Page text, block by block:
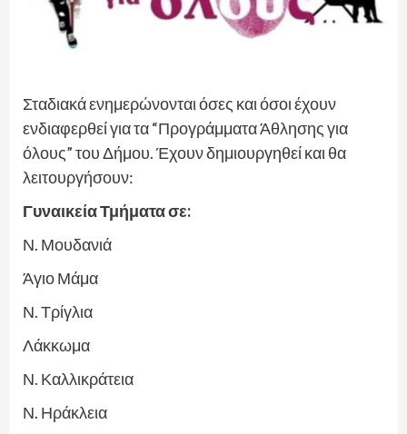
Σταδιακά ενημερώνονται όσες και όσοι έχουν
ενδιαφερθεί για τα “Προγράμματα Άθλησης για
όλους” του Δήμου. Έχουν δημιουργηθεί και θα
λειτουργήσουν:
Γυναικεία Τμήματα σε:
Ν. Μουδανιά
Άγιο Μάμα
Ν. Τρίγλια
Λάκκωμα
Ν. Καλλικράτεια
Ν. Ηράκλεια